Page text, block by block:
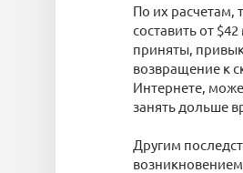
По их расчетам,
составить от
приняты,
возвращение к
Интернете,
занять дольше
Другим